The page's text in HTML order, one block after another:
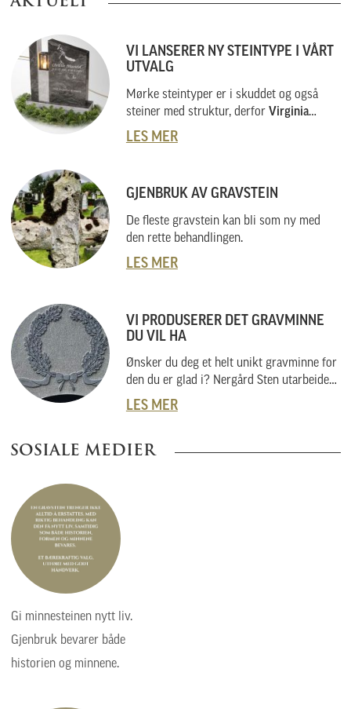
VI LANSERER NY STEINTYPE I VÅRT
UTVALG
Mørke steintyper er i skuddet og også
steiner med struktur, derfor Virginia
Black.
LES MER
GJENBRUK AV GRAVSTEIN
De fleste gravstein kan bli som ny med
den rette behandlingen.
LES MER
VI PRODUSERER DET GRAVMINNE
DU VIL HA
Ønsker du deg et helt unikt gravminne for
den du er glad i? Nergård Sten utarbeider
også helt unike gravminner i samarbeid
med kunder. Vi skal her forklare hvordan
om du har noe helt spesielt i tankene.
LES MER
SOSIALE MEDIER
Gi minnesteinen nytt liv.
Gjenbruk bevarer både
historien og minnene.